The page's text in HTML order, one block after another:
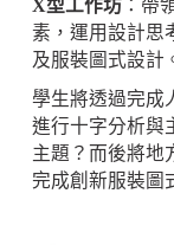
X型工作坊 ：帶
素，運用設計思
及服裝圖式設計
學生將透過完成
進行十字分析與
主題？而後將地
完成創新服裝圖